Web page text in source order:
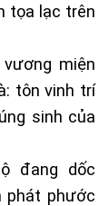
tọa lạc trên
miện
tôn vinh trí
sinh của
đang dốc
phát phước